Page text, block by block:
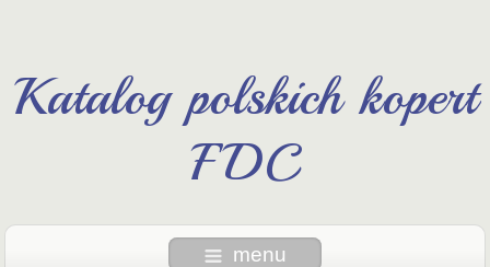
Katalog polskich kopert
FDC
menu